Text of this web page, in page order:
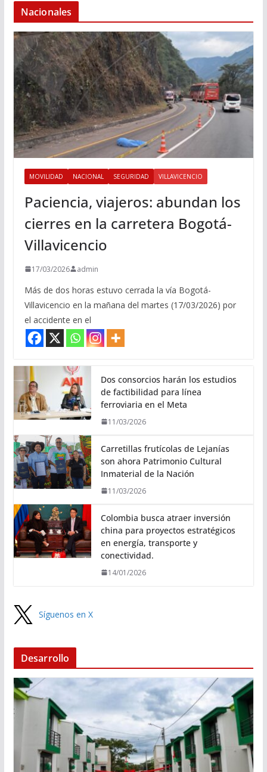
Nacionales
MOVILIDAD NACIONAL SEGURIDAD VILLAVICENCIO
Paciencia, viajeros: abundan los
cierres en la carretera Bogotá-
Villavicencio
17/03/2026 admin
Más de dos horas estuvo cerrada la vía Bogotá-
Villavicencio en la mañana del martes (17/03/2026) por
el accidente en el
Dos consorcios harán los estudios
de factibilidad para línea
ferroviaria en el Meta
11/03/2026
Carretillas frutícolas de Lejanías
son ahora Patrimonio Cultural
Inmaterial de la Nación
11/03/2026
Colombia busca atraer inversión
china para proyectos estratégicos
en energía, transporte y
conectividad.
14/01/2026
Síguenos en X
Desarrollo